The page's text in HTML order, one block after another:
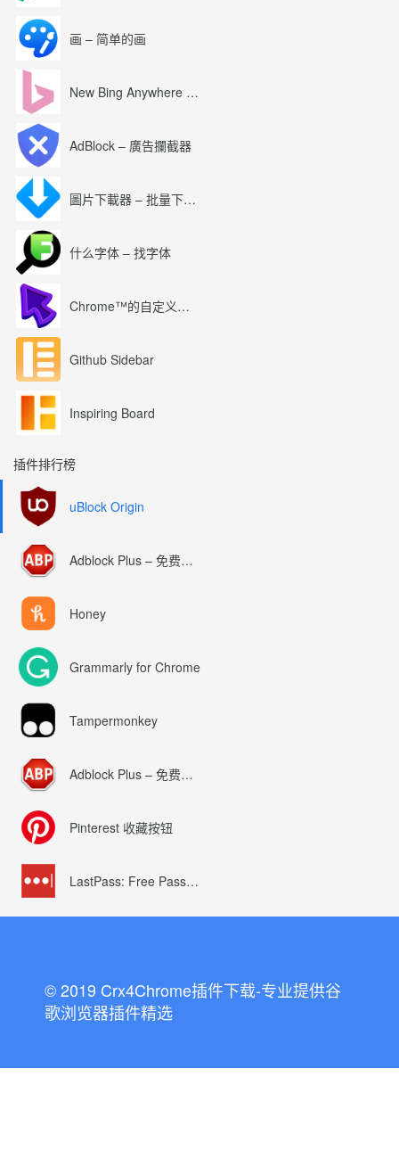
画 – 简单的画
New Bing Anywhere (Bing Chat GPT-4)
AdBlock – 廣告攔截器
圖片下載器 – 批量下載圖片
什么字体 – 找字体
Chrome™的自定义光标
Github Sidebar
Inspiring Board
插件排行榜
uBlock Origin
Adblock Plus – 免费的广告拦截器
Honey
Grammarly for Chrome
Tampermonkey
Adblock Plus – 免费的广告拦截器
Pinterest 收藏按钮
LastPass: Free Password Manager
© 2019 Crx4Chrome插件下载-专业提供谷
歌浏览器插件精选